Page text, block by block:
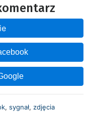
, sygnał, zdjęcia